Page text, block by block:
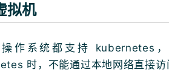
拟机
作系统都支持 kubernetes
时，不能通过本地网络直接